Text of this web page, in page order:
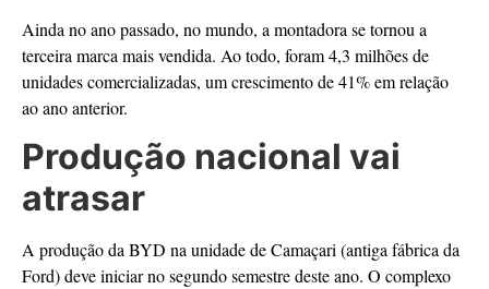
Ainda no ano passado, no mundo, a montadora se tornou a
terceira marca mais vendida. Ao todo, foram 4,3 milhões de
unidades comercializadas, um crescimento de 41% em relação
ao ano anterior.
Produção nacional vai
atrasar
A produção da BYD na unidade de Camaçari (antiga fábrica da
Ford) deve iniciar no segundo semestre deste ano. O complexo